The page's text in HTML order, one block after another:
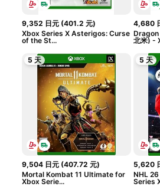
9,352 日元(401.2 元)
Xbox Series X Asterigos: Curse
of the St...
4,680
Dragon
北米) -
5 天
9,504 日元(407.72 元)
Mortal Kombat 11 Ultimate for
Xbox Serie...
5 天
5,620
NHL
Series